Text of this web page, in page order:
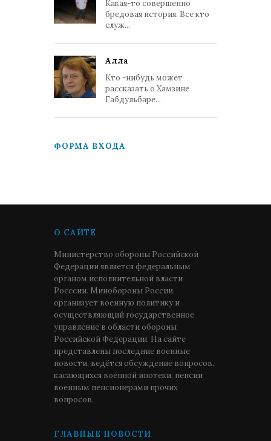
Какая-то совершенно
бредовая история. Все кто
служ...
Алла
Кто -нибудь может
рассказать о Хамзине
Габдульбаре...
ФОРМА ВХОДА
О САЙТЕ
Министерство обороны Российской
Федерации является федеральным
органом исполнительной власти
Росссии. Минобороны России
организует военную политику и
осуществляющий государственное
управление в области обороны
Российской Федерации. На сайте
представлены последние военные
новости, ведётся обсуждение вопросов,
касающихся военной ипотеки, пенсии
военным пенсионерами прочих
вопросов.
ГЛАВНЫЕ НОВОСТИ